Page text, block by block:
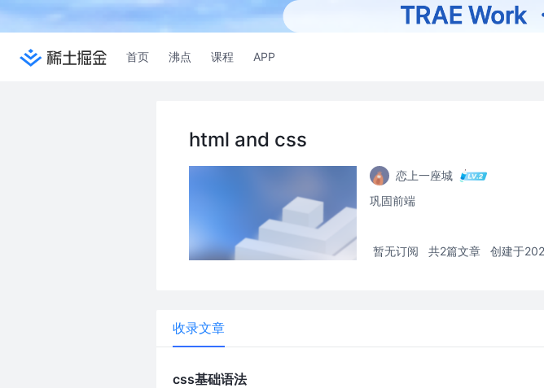
首页 沸点 课程 APP
html and css
恋上一座城
巩固前端
暂无订阅 共2篇文章 创建于
收录文章
css基础语法